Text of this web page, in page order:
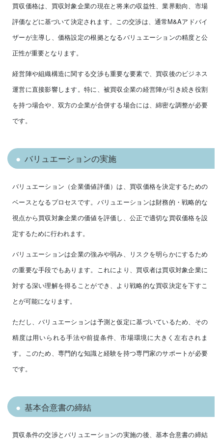
買収価格は、買収対象企業の現在と将来の収益性、業界動向、市場
評価などに基づいて決定されます。この交渉は、通常M&Aアドバイ
ザーが主導し、価格設定の根拠となるバリュエーションの精度と公
正性が重要となります。
経営陣や組織構造に関する交渉も重要な要素で、買収後のビジネス
運営に直接影響します。特に、被買収企業の経営陣が引き続き役割
を持つ場合や、双方の企業が合併する場合には、綿密な調整が必要
です。
バリュエーションの実施
バリュエーション（企業価値評価）は、買収価格を決定するための
ベースとなるプロセスです。バリュエーションは財務的・戦略的な
視点から買収対象企業の価値を評価し、公正で適切な買収価格を設
定するために行われます。
バリュエーションは企業の強みや弱み、リスクを明らかにするため
の重要な手段でもあります。これにより、買収者は買収対象企業に
対する深い理解を得ることができ、より戦略的な買収決定を下すこ
とが可能になります。
ただし、バリュエーションは予測と仮定に基づいているため、その
精度は用いられる手法や前提条件、市場環境に大きく左右されま
す。このため、専門的な知識と経験を持つ専門家のサポートが必要
です。
基本合意書の締結
買収条件の交渉とバリュエーションの実施の後、基本合意書の締結